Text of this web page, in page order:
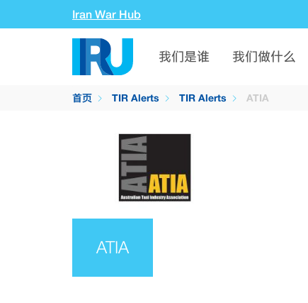
Iran War Hub
我们是谁 我们做什么
首页 TIR Alerts TIR Alerts ATIA
ATIA